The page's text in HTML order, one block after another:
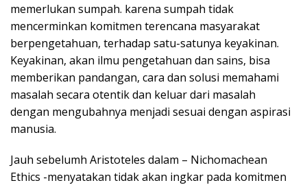
memerlukan sumpah. karena sumpah tidak
mencerminkan komitmen terencana masyarakat
berpengetahuan, terhadap satu-satunya keyakinan.
Keyakinan, akan ilmu pengetahuan dan sains, bisa
memberikan pandangan, cara dan solusi memahami
masalah secara otentik dan keluar dari masalah
dengan mengubahnya menjadi sesuai dengan aspirasi
manusia.
Jauh sebelumh Aristoteles dalam – Nichomachean
Ethics -menyatakan tidak akan ingkar pada komitmen